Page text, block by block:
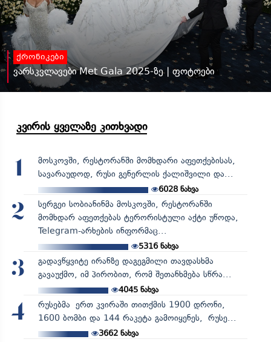
ქრონიკები
ვარსკვლავები Met Gala 2025-ზე | ფოტოები
კვირის ყველაზე კითხვადი
1
მოსკოვში, რესტორანში მომხდარი აფეთქებისას,
სავარაუდოდ, რუსი გენერლის ქალიშვილი და...
6028 ნახვა
2
სერგეი სობიანინმა მოსკოვში, რესტორანში
მომხდარ აფეთქებას ტერორისტული აქტი უწოდა,
Telegram-არხების ინფორმაც...
5316ნახვა
3
გადავწყვიტე ირანზე დაგეგმილი თავდასხმა
გავაუქმო, იმ პირობით, რომ შეთანხმება სწრა...
4045ნახვა
4
რუსებმა ერთ კვირაში თითქმის 1900 დრონი,
1600 ბომბი და 144 რაკეტა გამოიყენეს, რუსე...
3662ნახვა